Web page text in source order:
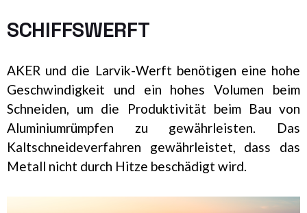
SCHIFFSWERFT
AKER und die Larvik-Werft benötigen eine hohe
Geschwindigkeit und ein hohes Volumen beim
Schneiden, um die Produktivität beim Bau von
Aluminiumrümpfen zu gewährleisten. Das
Kaltschneideverfahren gewährleistet, dass das
Metall nicht durch Hitze beschädigt wird.